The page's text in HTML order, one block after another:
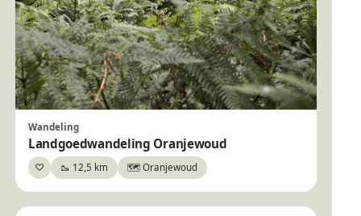
Wandeling
Landgoedwandeling Oranjewoud
♡Bewaar🥾 12,5 km 🗺️ Oranjewoud